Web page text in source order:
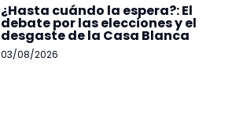
¿Hasta cuándo la espera?: El
debate por las elecciones y el
desgaste de la Casa Blanca
03/08/2026